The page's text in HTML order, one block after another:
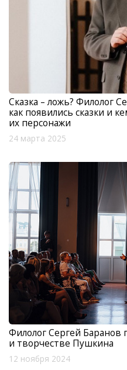
Сказка – ложь? Филолог
как появились сказки и
их персонажи
24 марта 2025
Филолог Сергей
и творчестве Пушкина
12 ноября 2024